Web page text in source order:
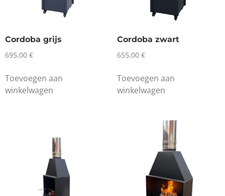
Cordoba grijs
695,00 €
Toevoegen aan
winkelwagen
Cordoba zwart
655,00 €
Toevoegen aan
winkelwagen